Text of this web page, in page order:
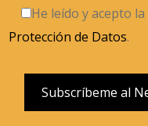
He leído y acepto la
Protección de Datos.